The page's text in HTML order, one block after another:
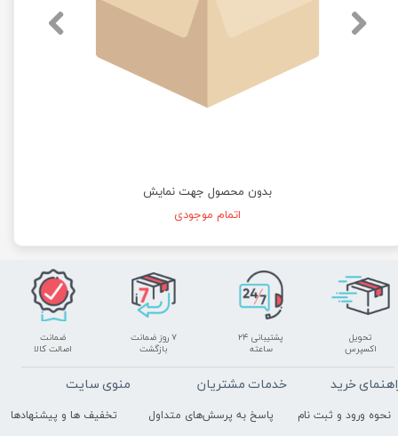
بدون محصول جهت نمایش
اتمام موجودی
تحویل
اکسپرس
پشتیبانی ۲۴
ساعته
۷ روز ضمانت
بازگشت
ضمانت
اصالت کالا
خرید
نحوه ورود و ثبت نام
خدمات مشتریان
پاسخ به پرسش‌های متداول
منوی سایت
تخفیف ها و پیشنهادها